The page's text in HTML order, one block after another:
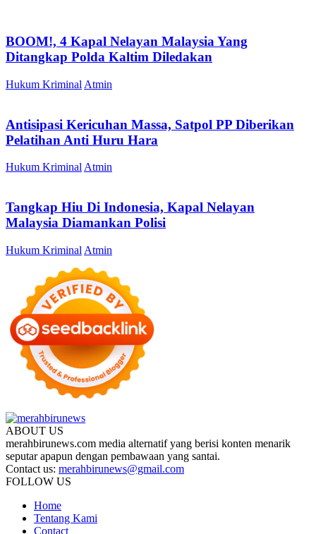
BOOM!, 4 Kapal Nelayan Malaysia Yang
Ditangkap Polda Kaltim Diledakan
Hukum Kriminal Atmin
Antisipasi Kericuhan Massa, Satpol PP Diberikan
Pelatihan Anti Huru Hara
Hukum Kriminal Atmin
Tangkap Hiu Di Indonesia, Kapal Nelayan
Malaysia Diamankan Polisi
Hukum Kriminal Atmin
ABOUT US
merahbirunews.com media alternatif yang berisi konten menarik
seputar apapun dengan pembawaan yang santai.
Contact us: merahbirunews@gmail.com
FOLLOW US
Home
Tentang Kami
Contact